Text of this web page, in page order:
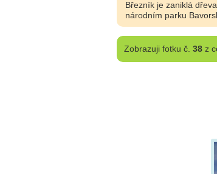
Březník je zaniklá
národním parku
Zobrazujifotku č. 38z